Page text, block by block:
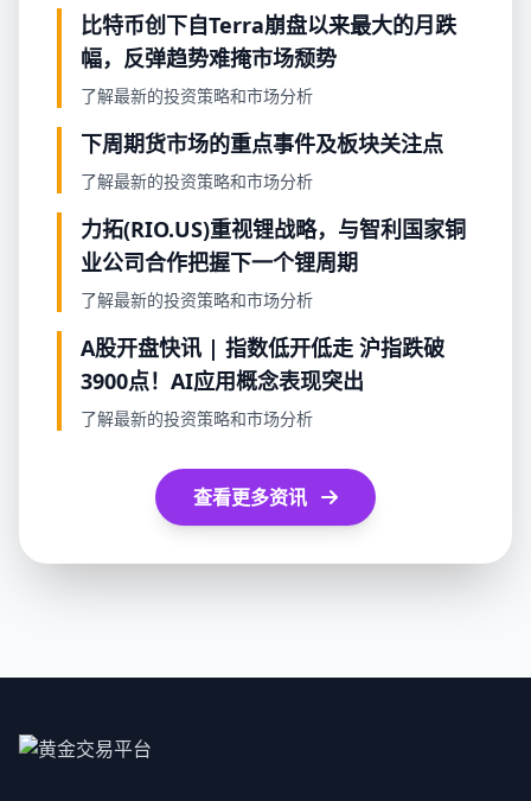
比特币创下自Terra崩盘以来最大的月跌
幅，反弹趋势难掩市场颓势
了解最新的投资策略和市场分析
下周期货市场的重点事件及板块关注点
了解最新的投资策略和市场分析
力拓(RIO.US)重视锂战略，与智利国家铜
业公司合作把握下一个锂周期
了解最新的投资策略和市场分析
A股开盘快讯 | 指数低开低走 沪指跌破
3900点！AI应用概念表现突出
了解最新的投资策略和市场分析
查看更多资讯